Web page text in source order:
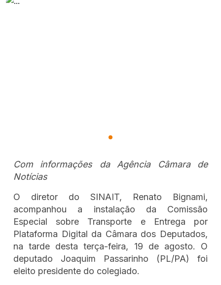
Com informações da Agência Câmara de
Notícias
O diretor do SINAIT, Renato Bignami,
acompanhou a instalação da Comissão
Especial sobre Transporte e Entrega por
Plataforma Digital da Câmara dos Deputados,
na tarde desta terça-feira, 19 de agosto. O
deputado Joaquim Passarinho (PL/PA) foi
eleito presidente do colegiado.